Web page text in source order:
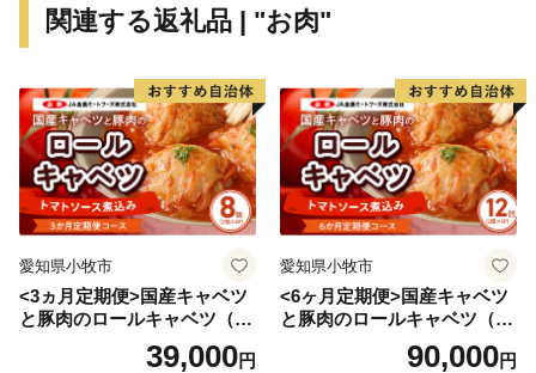
関連する返礼品 | "お肉"
愛知県小牧市
<3ヵ月定期便>国産キャベツ
と豚肉のロールキャベツ（4P
39,000円
愛知県小牧市
<6ヶ月定期便>国産キャベツ
と豚肉のロールキャベツ（6P
90,000円